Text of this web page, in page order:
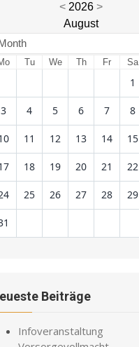
< 2026 >
August
Tu We Th Fr Sa
1
3 4 5 6 7 8
11 12 13 14 15
18 19 20 21 22
25 26 27 28 29
Beiträge
Infoveranstaltung